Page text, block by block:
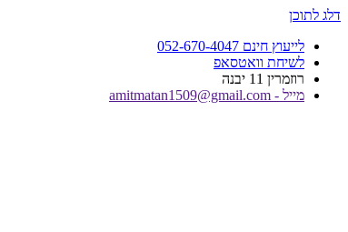
דלג לתוכן
לייעוץ חינם 052-670-4047
לשיחת וואטסאפ
רוזמרין 11 יבנה
מייל - amitmatan1509@gmail.com